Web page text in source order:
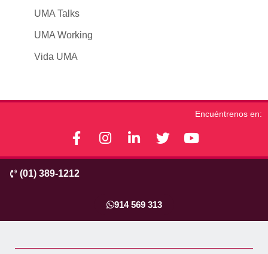
UMA Talks
UMA Working
Vida UMA
Encuéntrenos en:
F
e
o
-
I
g
r
m
L
d
i
-
T
e
r
Y
e
(01) 389-1212
914 569 313